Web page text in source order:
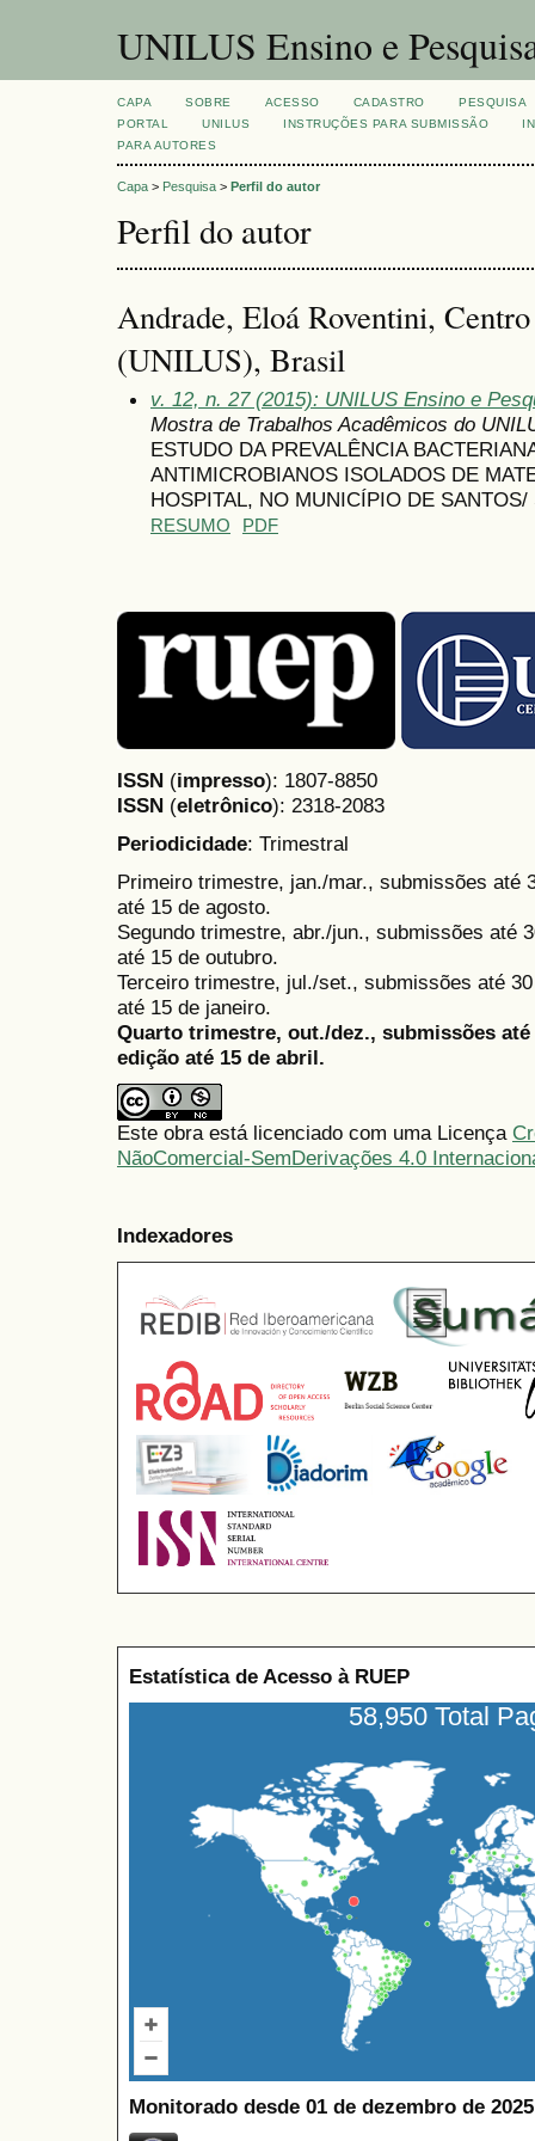
UNILUS Ensino e
CAPA SOBRE ACESSO CADASTRO
PESQUISA
PORTAL
UNILUS INSTRUÇÕES PARA SUBMISSÃO
PARA AUTORES
Capa > Pesquisa > Perfil do autor
Perfil do autor
Andrade, Eloá Roventini,
(UNILUS), Brasil
v. 12, n. 27 (2015): UNILUS Ensino e
Mostra de Trabalhos Acadêmicos do
ESTUDO DA PREVALÊNCIA
ANTIMICROBIANOS ISOLADOS DE
HOSPITAL, NO MUNICÍPIO DE SANTOS/
RESUMO PDF
ISSN (impresso): 1807-8850
ISSN (eletrônico): 2318-2083
Periodicidade: Trimestral
Primeiro trimestre, jan./mar., submissões até
até 15 de agosto.
Segundo trimestre, abr./jun., submissões até
até 15 de outubro.
Terceiro trimestre, jul./set., submissões até
até 15 de janeiro.
Quarto trimestre, out./dez., submissões
edição até 15 de abril.
Este obra está licenciado com uma Licença
NãoComercial-SemDerivações 4.0
Indexadores
Estatística de Acesso à RUEP
58,950 Total
Monitorado desde 01 de dezembro de